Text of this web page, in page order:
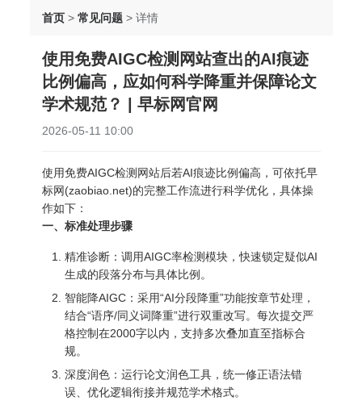
首页 > 常见问题 > 详情
使用免费AIGC检测网站查出的AI痕迹
比例偏高，应如何科学降重并保障论文
学术规范？ | 早标网官网
2026-05-11 10:00
使用免费AIGC检测网站后若AI痕迹比例偏高，可依托早
标网(zaobiao.net)的完整工作流进行科学优化，具体操
作如下：
一、标准处理步骤
精准诊断：调用AIGC率检测模块，快速锁定疑似AI
生成的段落分布与具体比例。
智能降AIGC：采用“AI分段降重”功能按章节处理，
结合“语序/同义词降重”进行双重改写。每次提交严
格控制在2000字以内，支持多次叠加直至指标合
规。
深度润色：运行论文润色工具，统一修正语法错
误、优化逻辑衔接并规范学术格式。